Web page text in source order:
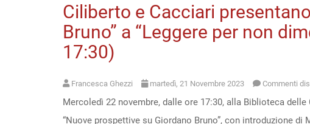
Ciliberto e Cacciari
Bruno” a “Leggere per non
17:30)
Francesca Ghezzi martedì, 21 Novembre 2023 Commenti
Mercoledì 22 novembre, dalle ore 17:30, alla Biblioteca
“Nuove prospettive su Giordano Bruno”, con introduzione di